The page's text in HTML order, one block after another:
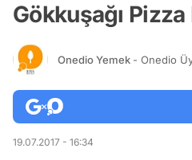
Gökkuşağı Pizza
Onedio Yemek - Onedio
19.07.2017 - 16:34